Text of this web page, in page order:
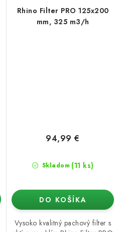
Rhino Filter PRO 125x200
mm, 325 m3/h
Skladom (11 ks)
94,99 €
DO KOŠÍKA
Vysoko kvalitný pachový filter s